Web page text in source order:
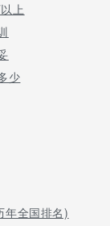
上
少
年全国排名)